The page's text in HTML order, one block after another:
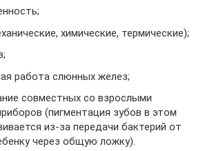
химические, термические);
работа слюнных желез;
совместных со взрослыми
(пигментация зубов в этом
из-за передачи бактерий от
через общую ложку).